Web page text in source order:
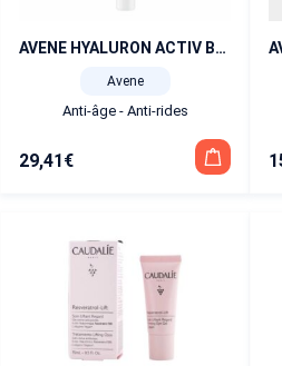
AVENE HYALURON ACTIV B3 Soin Regard Triple Correction 15 ml
Avene
Anti-âge - Anti-rides
29,41 €